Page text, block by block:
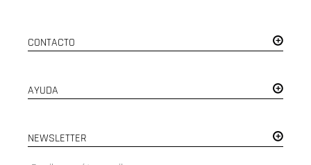
CONTACTO
AYUDA
NEWSLETTER